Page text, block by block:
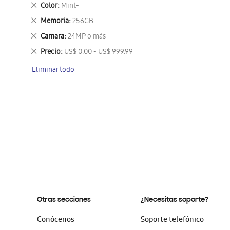
artículo
Color Mint-
Eliminar
este
artículo
Memoria 256GB
Eliminar
este
artículo
Camara 24MP o más
Eliminar
este
artículo
Precio US$ 0.00 - US$ 999.99
Eliminar
artículo
Eliminar todo
Otras secciones
Conócenos
¿Necesitas soporte?
Soporte telefónico